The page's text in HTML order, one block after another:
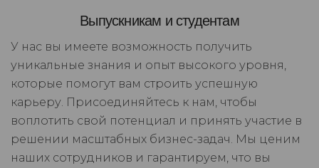
Выпускникам и студентам
У нас вы имеете возможность получить
уникальные знания и опыт высокого уровня,
которые помогут вам строить успешную
карьеру. Присоединяйтесь к нам, чтобы
воплотить свой потенциал и принять участие в
решении масштабных бизнес-задач. Мы ценим
наших сотрудников и гарантируем, что вы